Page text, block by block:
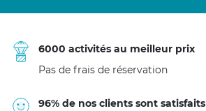
6000 activités au meilleur prix
Pas de frais de réservation
96% de nos clients sont satisfaits